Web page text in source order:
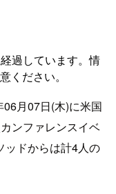
過しています。情
ください。
月07日(木)に米国
ンファレンスイベ
ッドからは計4人の